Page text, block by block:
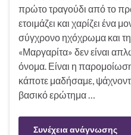
πρώτο τραγούδι από το
ετοιμάζει και χαρίζει ένα
σύγχρονο ηχόχρωμα και
«Μαργαρίτα» δεν είναι
όνομα. Είναι η
κάποτε μαδήσαμε,
βασικό ερώτημα …
Συνέχεια ανάγνωσης